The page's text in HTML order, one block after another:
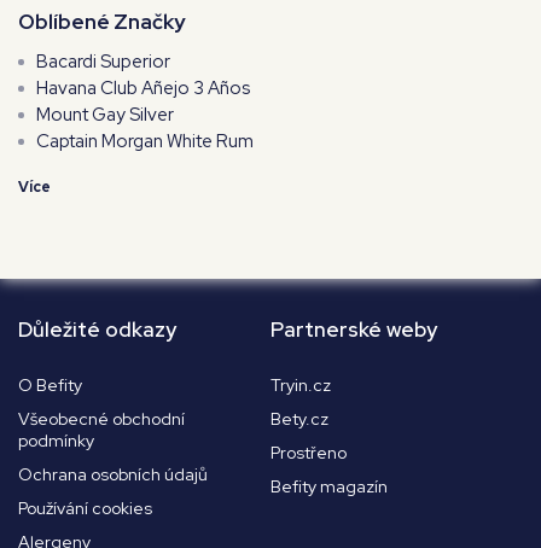
Oblíbené Značky
Bacardi Superior
Havana Club Añejo 3 Años
Mount Gay Silver
Captain Morgan White Rum
Více
Důležité odkazy
O Befity
Všeobecné obchodní
podmínky
Ochrana osobních údajů
Používání cookies
Alergeny
Partnerské weby
Tryin.cz
Bety.cz
Prostřeno
Befity magazín